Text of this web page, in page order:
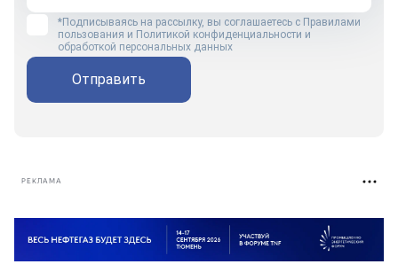
*Подписываясь на рассылку, вы соглашаетесь с Правилами
пользования и Политикой конфиденциальности и
обработкой персональных данных
Отправить
РЕКЛАМА